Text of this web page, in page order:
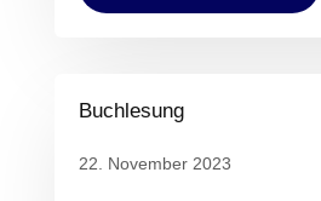
Buchlesung
22. November 2023